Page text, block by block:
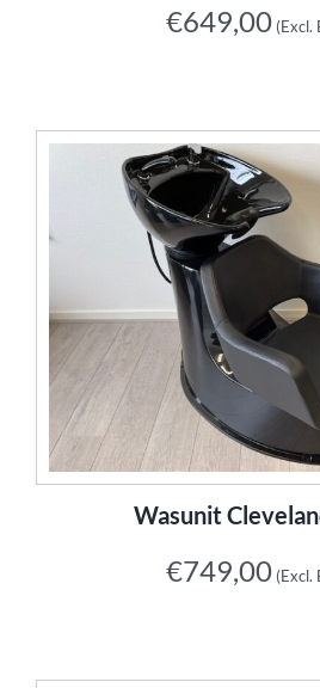
€649,00 (Excl.
Wasunit
€749,00 (Excl.